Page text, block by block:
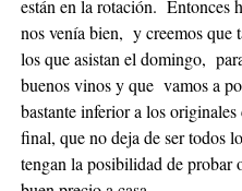
están en la rotación. Entonces
nos venía bien, y creemos que
los que asistan el domingo,
buenos vinos y que vamos a
bastante inferior a los
final, que no deja de ser todos
tengan la posibilidad de probar